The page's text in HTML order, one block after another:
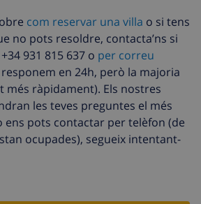
com reservar una villa o si tens
no pots resoldre, contacta’ns si
931 815 637 o per correu
en 24h, però la majoria
més ràpidament). Els nostres
les teves preguntes el més
ens pots contactar per telèfon (de
ocupades), segueix intentant-